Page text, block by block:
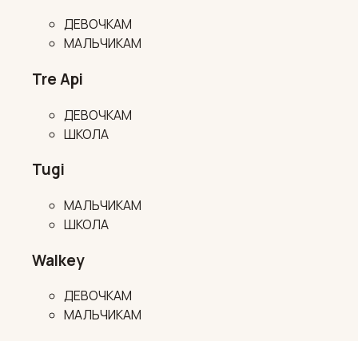
ДЕВОЧКАМ
МАЛЬЧИКАМ
Tre Api
ДЕВОЧКАМ
ШКОЛА
Tugi
МАЛЬЧИКАМ
ШКОЛА
Walkey
ДЕВОЧКАМ
МАЛЬЧИКАМ